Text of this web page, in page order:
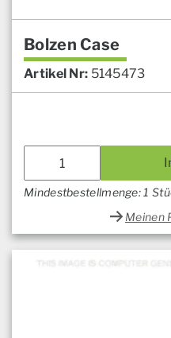
Bolzen Case
Artikel Nr: 5145473
Mindestbestellmenge: 1
Meinen